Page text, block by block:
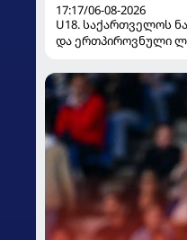
17:17/06-08-2026
U18. საქართველოს
და ერთპიროვნული